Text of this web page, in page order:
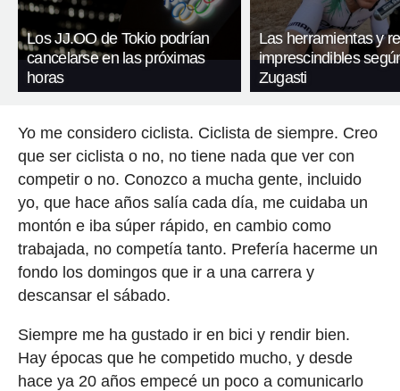
Los JJ.OO de Tokio podrían
cancelarse en las próximas
horas
Las herramientas y
imprescindibles
Zugasti
Yo me considero ciclista. Ciclista de siempre. Creo
que ser ciclista o no, no tiene nada que ver con
competir o no. Conozco a mucha gente, incluido
yo, que hace años salía cada día, me cuidaba un
montón e iba súper rápido, en cambio como
trabajada, no competía tanto. Prefería hacerme un
fondo los domingos que ir a una carrera y
descansar el sábado.
Siempre me ha gustado ir en bici y rendir bien.
Hay épocas que he competido mucho, y desde
hace ya 20 años empecé un poco a comunicarlo